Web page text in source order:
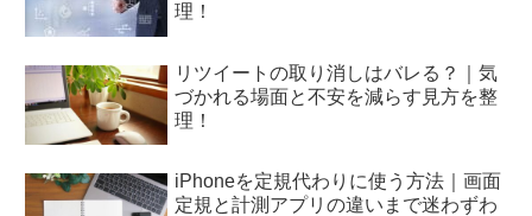
理！
リツイートの取り消しはバレる？｜気
づかれる場面と不安を減らす見方を整
理！
iPhoneを定規代わりに使う方法｜画面
定規と計測アプリの違いまで迷わずわ